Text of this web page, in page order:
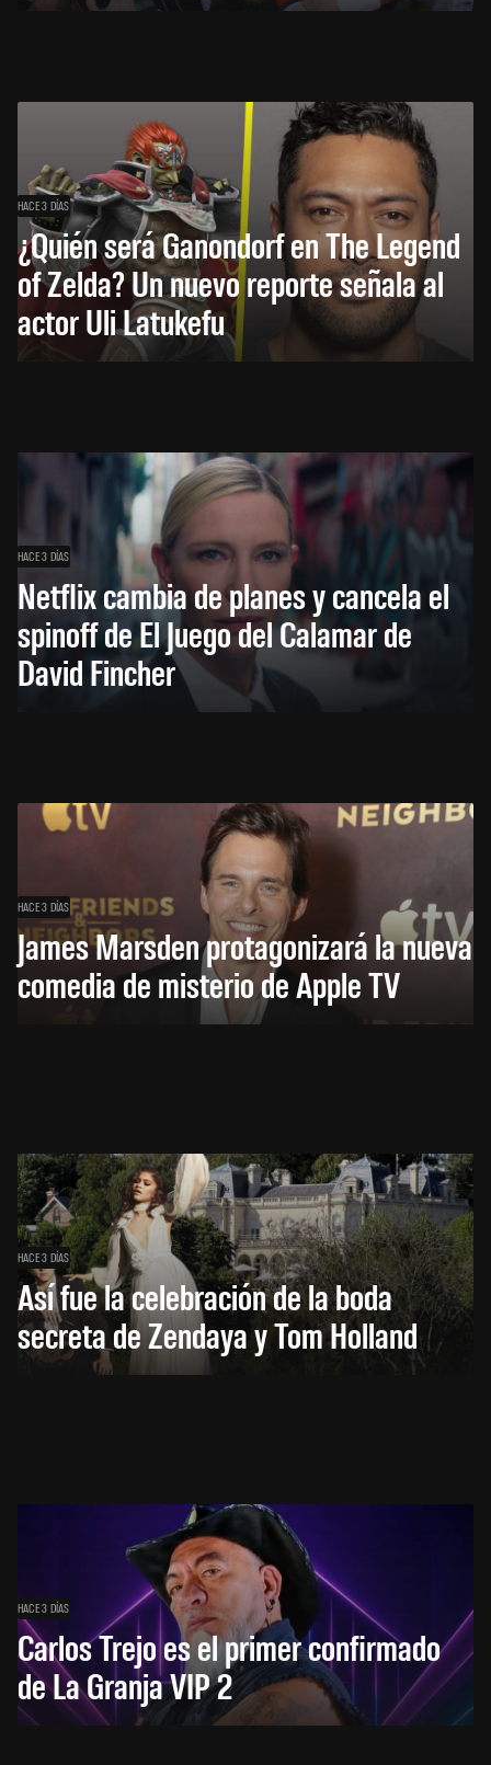
HACE 3 DÍAS
¿Quién será Ganondorf en The Legend
of Zelda? Un nuevo reporte señala al
actor Uli Latukefu
HACE 3 DÍAS
Netflix cambia de planes y cancela el
spinoff de El Juego del Calamar de
David Fincher
HACE 3 DÍAS
James Marsden protagonizará la nueva
comedia de misterio de Apple TV
HACE 3 DÍAS
Así fue la celebración de la boda
secreta de Zendaya y Tom Holland
HACE 3 DÍAS
Carlos Trejo es el primer confirmado
de La Granja VIP 2